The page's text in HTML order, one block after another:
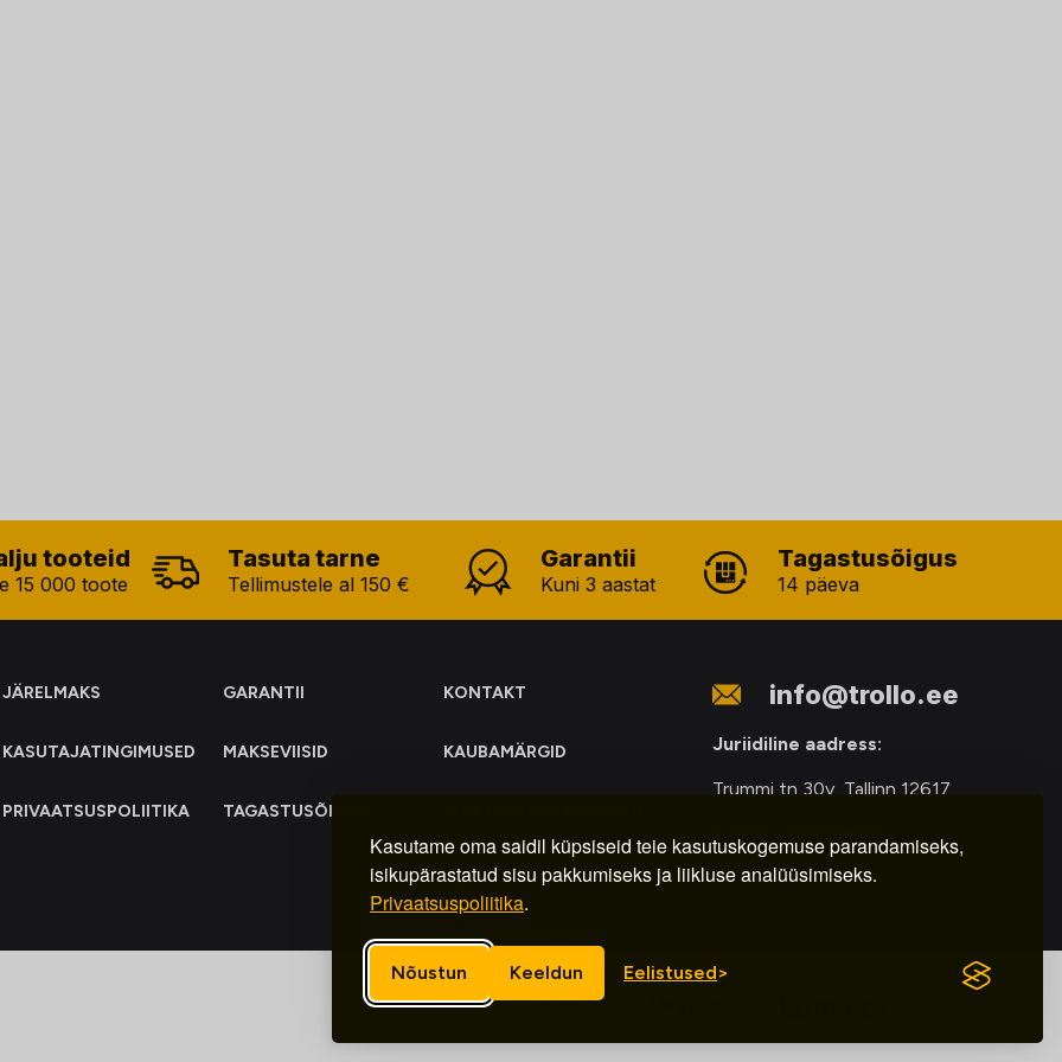
Kasutame oma saidil küpsiseid teie kasutuskogemuse parandamiseks,
isikupärastatud sisu pakkumiseks ja liikluse analüüsimiseks.
Privaatsuspoliitika.
Nõustun Keeldun Eelistused
tooteid
15 000 toote
Tasuta tarne
Tellimustele al 150 €
Garantii
Kuni 3 aastat
Tagastusõigus
14 päeva
JÄRELMAKS GARANTII KONTAKT
KASUTAJATINGIMUSED MAKSEVIISID KAUBAMÄRGID
PRIVAATSUSPOLIITIKA TAGASTUSÕIGUS
KOGUMINE
info@trollo.ee
Juriidiline aadress:
Trummi tn 30y, Tallinn 12617
Kauba väljastamine:
E-R – 9.00 – 18.00